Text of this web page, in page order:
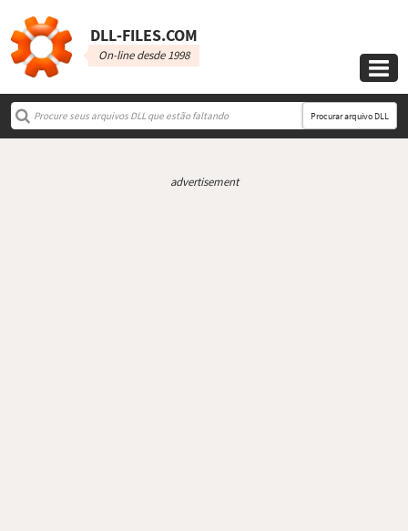
DLL‑FILES.COM
On-line desde 1998

Procurar arquivo DLL
advertisement